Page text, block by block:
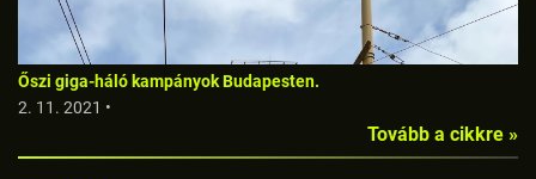
Őszi giga-háló kampányok Budapesten.
2. 11. 2021 •
Tovább a cikkre »